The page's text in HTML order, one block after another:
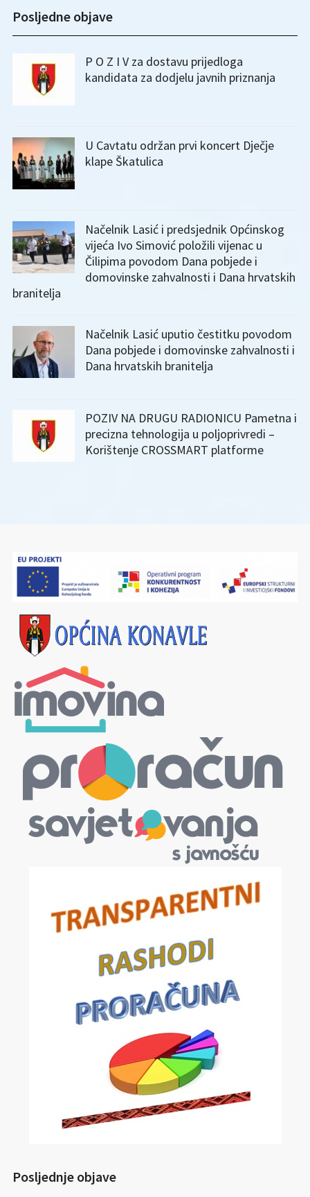
Posljedne objave
P O Z I V za dostavu prijedloga
kandidata za dodjelu javnih priznanja
U Cavtatu održan prvi koncert Dječje
klape Škatulica
Načelnik Lasić i predsjednik Općinskog
vijeća Ivo Simović položili vijenac u
Čilipima povodom Dana pobjede i
domovinske zahvalnosti i Dana hrvatskih
branitelja
Načelnik Lasić uputio čestitku povodom
Dana pobjede i domovinske zahvalnosti i
Dana hrvatskih branitelja
POZIV NA DRUGU RADIONICU Pametna i
precizna tehnologija u poljoprivredi –
Korištenje CROSSMART platforme
Posljednje objave